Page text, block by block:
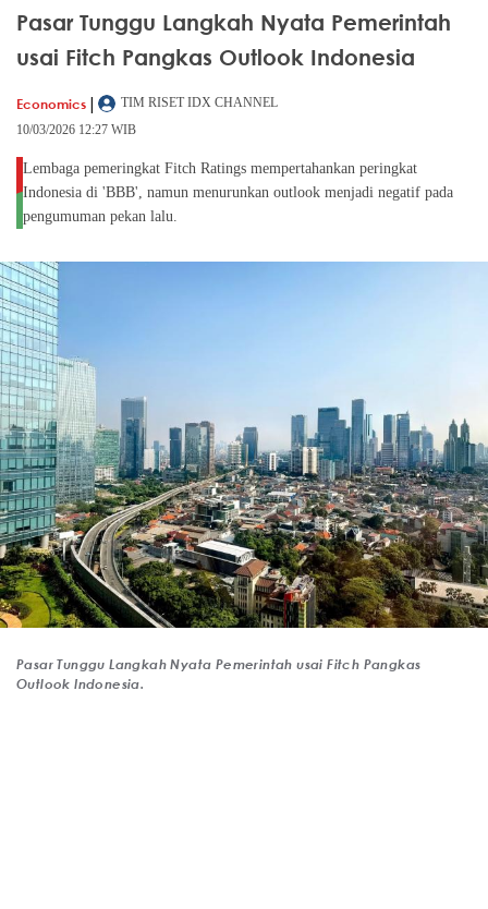
Pasar Tunggu Langkah Nyata Pemerintah
usai Fitch Pangkas Outlook Indonesia
Economics |
TIM RISET IDX CHANNEL
10/03/2026 12:27 WIB
Lembaga pemeringkat Fitch Ratings mempertahankan peringkat
Indonesia di 'BBB', namun menurunkan outlook menjadi negatif pada
pengumuman pekan lalu.
Pasar Tunggu Langkah Nyata Pemerintah usai Fitch Pangkas
Outlook Indonesia.